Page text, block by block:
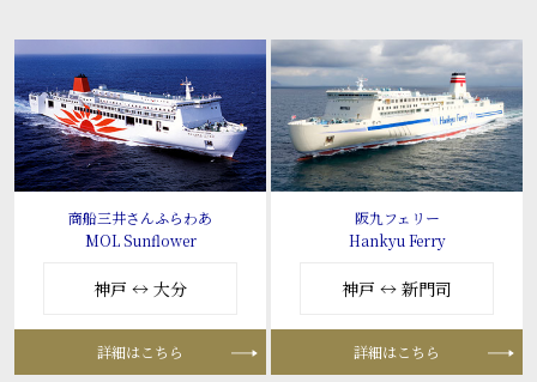
商船三井さんふらわあ
MOL Sunflower
神戸 ↔ 大分
詳細はこちら
阪九フェリー
Hankyu Ferry
神戸 ↔ 新門司
詳細はこちら